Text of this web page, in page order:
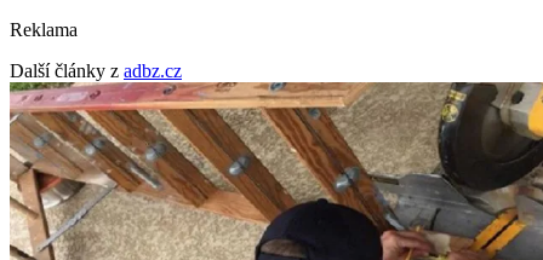
Reklama
Další články z adbz.cz